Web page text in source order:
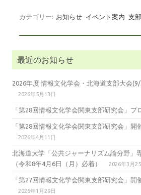
カテゴリー: お知らせ イベント案内 支部
最近のお知らせ
2026年度 情報文化学会・北海道支部大会
2026年5月13日
「第28回情報文化学会関東支部研究会」プ
「第28回情報文化学会関東支部研究会」開
2026年4月11日
北海道大学「公共ジャーナリズム論分野」
（令和8年4月6日（月）必着）
2026年3月25
「第27回情報文化学会関東支部研究会」開
2026年1月29日